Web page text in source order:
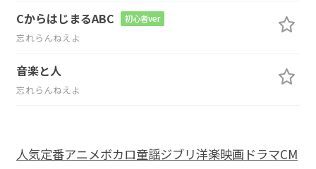
CからはじまるABC 初心者ver
忘れらんねえよ
音楽と人
忘れらんねえよ
人気定番アニメボカロ童謡ジブリ洋楽映画ドラマCM